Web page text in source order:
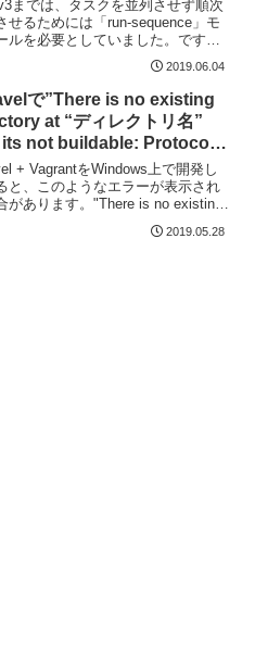
までは、タスクを並列させず順次
せるためには「run-sequence」モ
ルを必要としていました。です
2019.06.04
で”There is no existing
at “ディレクトリ名”
not buildable: Protocol
の対処方法
+ VagrantをWindows上で開発し
と、このようなエラーが表示され
があります。"There is no existing
2019.05.28